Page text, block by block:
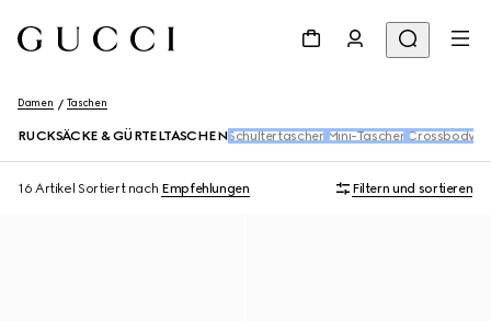
Damen Taschen
RUCKSÄCKE & GÜRTELTASCHEN Schultertaschen Mini-Taschen Crossbody-
16 Artikel Sortiert nach Empfehlungen Filtern und sortieren